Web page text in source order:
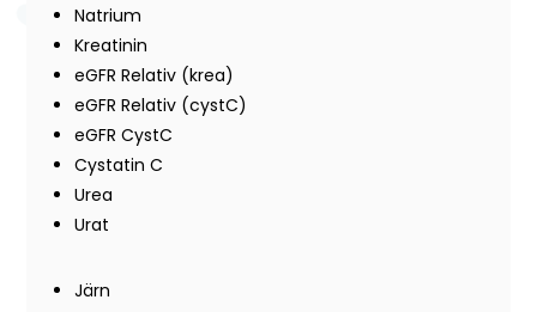
Natrium
Kreatinin
eGFR Relativ (krea)
eGFR Relativ (cystC)
eGFR CystC
Cystatin C
Urea
Urat
Järn